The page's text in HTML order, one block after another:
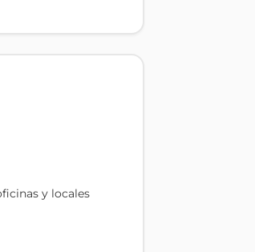
y locales